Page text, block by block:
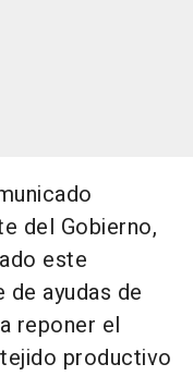
del Gobierno,
este
ayudas de
reponer el
productivo